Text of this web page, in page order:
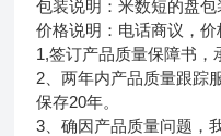
包装说明：米数短的盘
价格说明：电话商议，
1,签订产品质量保障书，
2、两年内产品质量跟踪
保存20年。
3、确因产品质量问题，